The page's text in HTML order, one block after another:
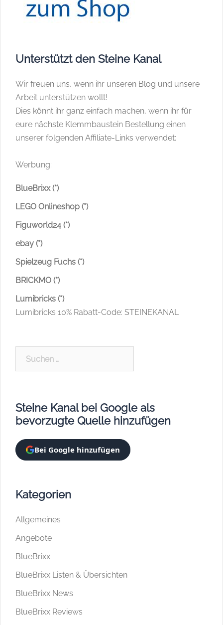
Unterstützt den Steine Kanal
Wir freuen uns, wenn ihr unseren Blog und unsere
Arbeit unterstützen wollt!
Dies könnt ihr ganz einfach machen, wenn ihr für
eure nächste Klemmbaustein Bestellung einen
unserer folgenden Affiliate-Links verwendet:
Werbung:
BlueBrixx (*)
LEGO Onlineshop (*)
Figuworld24 (*)
ebay (*)
Spielzeug Fuchs (*)
BRICKMO (*)
Lumibricks (*)
Lumibricks 10% Rabatt-Code: STEINEKANAL
Steine Kanal bei Google als
bevorzugte Quelle hinzufügen
Bei Google hinzufügen
Kategorien
Allgemeines
Angebote
BlueBrixx
BlueBrixx Listen & Übersichten
BlueBrixx News
BlueBrixx Reviews